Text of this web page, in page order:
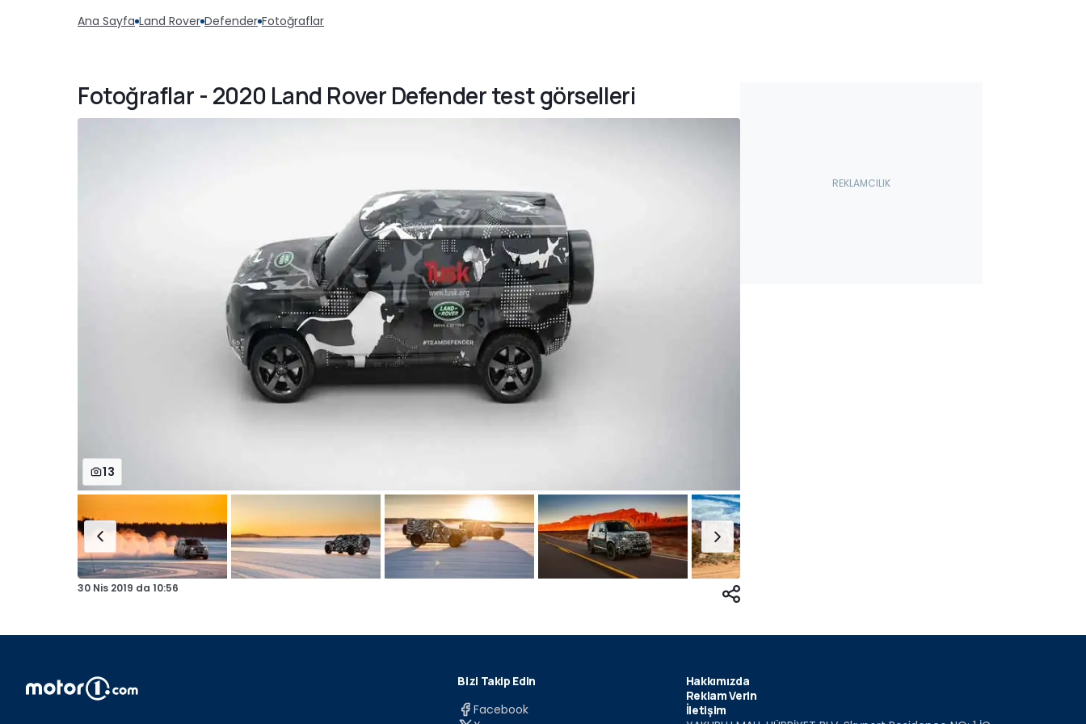
Ana Sayfa Land Rover Defender Fotoğraflar
Fotoğraflar - 2020 Land Rover Defender test görselleri
13
30 Nis 2019 da 10:56
Bizi Takip Edin
Facebook
Hakkımızda
Reklam Verin
İletişim